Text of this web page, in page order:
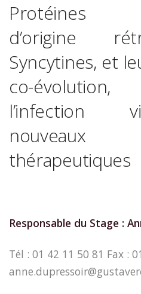
Protéines
d’origine
Syncytines, et
co-
l’infection
thérapeutiques
Responsable du Stage :
Tél : 01 42 11 50 81 Fax :